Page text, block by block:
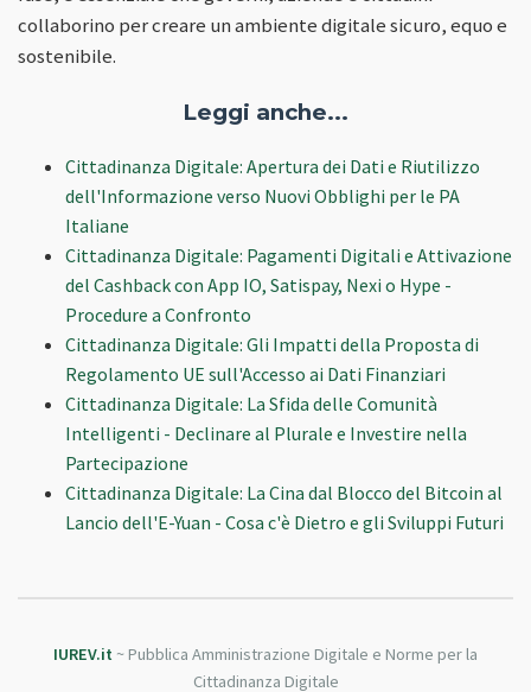
collaborino per creare un ambiente digitale sicuro, equo e
sostenibile.
Leggi anche...
Cittadinanza Digitale: Apertura dei Dati e Riutilizzo
dell'Informazione verso Nuovi Obblighi per le PA
Italiane
Cittadinanza Digitale: Pagamenti Digitali e Attivazione
del Cashback con App IO, Satispay, Nexi o Hype -
Procedure a Confronto
Cittadinanza Digitale: Gli Impatti della Proposta di
Regolamento UE sull'Accesso ai Dati Finanziari
Cittadinanza Digitale: La Sfida delle Comunità
Intelligenti - Declinare al Plurale e Investire nella
Partecipazione
Cittadinanza Digitale: La Cina dal Blocco del Bitcoin al
Lancio dell'E-Yuan - Cosa c'è Dietro e gli Sviluppi Futuri
IUREV.it ~ Pubblica Amministrazione Digitale e Norme per la
Cittadinanza Digitale